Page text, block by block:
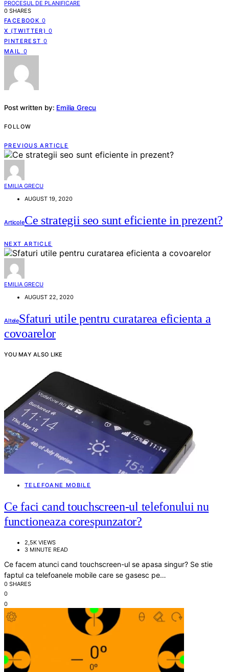
PROCESUL DE PLANIFICARE
0 SHARES
FACEBOOK 0
X (TWITTER) 0
PINTEREST 0
MAIL
0
Post written by: Emilia Grecu
FOLLOW
PREVIOUS ARTICLE
EMILIA GRECU
AUGUST 19, 2020
ArticoleCe strategii seo sunt eficiente in prezent?
NEXT ARTICLE
EMILIA GRECU
AUGUST 22, 2020
AlteleSfaturi utile pentru curatarea eficienta a
covoarelor
YOU MAY ALSO LIKE
TELEFOANE MOBILE
Ce faci cand touchscreen-ul telefonului nu
functioneaza corespunzator?
2,5K VIEWS
3 MINUTE READ
Ce facem atunci cand touchscreen-ul se apasa singur? Se stie
faptul ca telefoanele mobile care se gasesc pe…
0 SHARES
0
0